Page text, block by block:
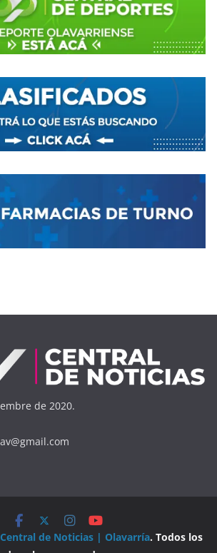
de 2020.
Central de Noticias | Olavarría. Todos los